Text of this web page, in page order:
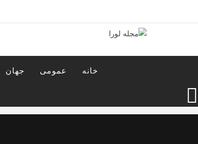
مجله لورا
خانه عمومی جهان